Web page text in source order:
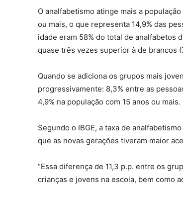
O analfabetismo atinge mais a
ou mais, o que representa 14,9% das
idade eram 58% do total de analfabetos
quase três vezes superior à de brancos
Quando se adiciona os grupos mais
progressivamente: 8,3% entre as
4,9% na população com 15 anos ou mais.
Segundo o IBGE, a taxa de
que as novas gerações tiveram maior
“Essa diferença de 11,3 p.p. entre os
crianças e jovens na escola, bem como